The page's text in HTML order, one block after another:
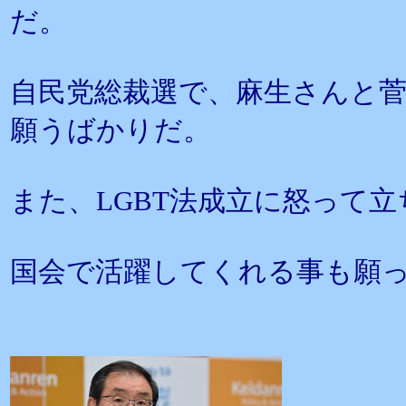
だ。
自民党総裁選で、麻生さんと
願うばかりだ。
また、LGBT法成立に怒って
国会で活躍してくれる事も願